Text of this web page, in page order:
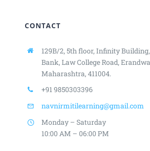
CONTACT
129B/2, 5th floor, Infinity Building,
Bank, Law College Road,
Maharashtra, 411004.
+91 9850303396
navnirmitilearning@gmail.com
Monday – Saturday
10:00 AM – 06:00 PM